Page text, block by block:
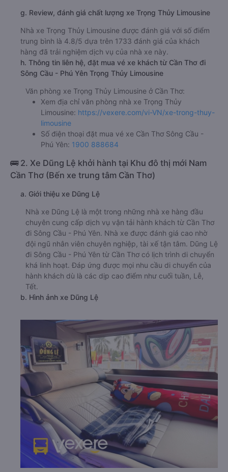
g. Review, đánh giá chất lượng xe Trọng Thủy Limousine
Nhà xe Trọng Thủy Limousine được đánh giá với số điểm
trung bình là 4.8/5 dựa trên 1733 đánh giá của khách
hàng đã trải nghiệm dịch vụ của nhà xe này.
h. Thông tin liên hệ, đặt mua vé xe khách từ Cần Thơ đi
Sông Cầu - Phú Yên Trọng Thủy Limousine
Văn phòng xe Trọng Thủy Limousine ở Cần Thơ:
Xem địa chỉ văn phòng nhà xe Trọng Thủy
Limousine: https://vexere.com/vi-VN/xe-trong-thuy-
limousine
Số điện thoại đặt mua vé xe Cần Thơ Sông Cầu -
Phú Yên: 1900 888684
🚌 2. Xe Dũng Lệ khởi hành tại Khu đô thị mới Nam
Cần Thơ (Bến xe trung tâm Cần Thơ)
a. Giới thiệu xe Dũng Lệ
Nhà xe Dũng Lệ là một trong những nhà xe hàng đầu
chuyên cung cấp dịch vụ vận tải hành khách từ Cần Thơ
đi Sông Cầu - Phú Yên. Nhà xe được đánh giá cao nhờ
đội ngũ nhân viên chuyên nghiệp, tài xế tận tâm. Dũng Lệ
đi Sông Cầu - Phú Yên từ Cần Thơ có lịch trình di chuyển
khá linh hoạt. Đáp ứng được mọi nhu cầu di chuyển của
hành khách dù là các dịp cao điểm như cuối tuần, Lễ,
Tết.
b. Hình ảnh xe Dũng Lệ